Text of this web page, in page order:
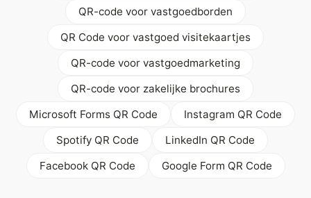
QR-code voor vastgoedborden
QR Code voor vastgoed visitekaartjes
QR-code voor vastgoedmarketing
QR-code voor zakelijke brochures
Microsoft Forms QR Code
Instagram QR Code
Spotify QR Code
LinkedIn QR Code
Facebook QR Code
Google Form QR Code